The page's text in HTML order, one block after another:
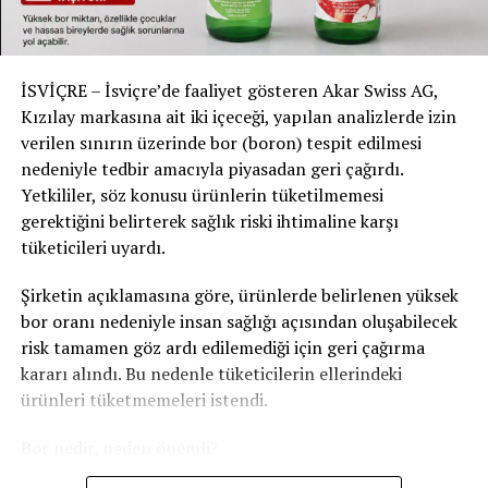
artırılıyor. Buna göre 1962 doğumlu kadınlar 2026
yılında 64 yıl 6 ay yaşında emekli olabilecek.
Reformdan etkilenen kadınlara, gelir kaybını telafi
etmek amacıyla ömür boyu aylık en fazla 80 İsviçre
frangı ek ödeme yapılacak. Daha erken emekliliği tercih
edenler ise aylık maaşlarında kesintiyle karşı karşıya
kalacak.
Kültür ve medya sektörüne yeni
sigorta kapsamı
2026 itibarıyla kültür ve medya sektöründe kısa süreli
veya düşük gelirli çalışanlar için sosyal güvenlik kapsamı
genişletildi.
İSVİÇRE – İsviçre’de faaliyet gösteren Akar Swiss AG,
Kızılay markasına ait iki içeceği, yapılan analizlerde izin
verilen sınırın üzerinde bor (boron) tespit edilmesi
nedeniyle tedbir amacıyla piyasadan geri çağırdı.
Yetkililer, söz konusu ürünlerin tüketilmemesi
gerektiğini belirterek sağlık riski ihtimaline karşı
tüketicileri uyardı.
Şirketin açıklamasına göre, ürünlerde belirlenen yüksek
bor oranı nedeniyle insan sağlığı açısından oluşabilecek
risk tamamen göz ardı edilemediği için geri çağırma
kararı alındı. Bu nedenle tüketicilerin ellerindeki
ürünleri tüketmemeleri istendi.